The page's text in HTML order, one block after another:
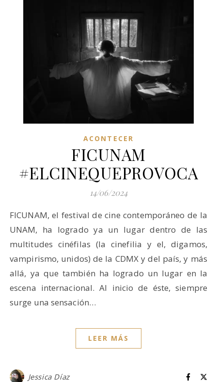
ACONTECER
FICUNAM
#ELCINEQUEPROVOCA
14/06/2024
FICUNAM, el festival de cine contemporáneo de la
UNAM, ha logrado ya un lugar dentro de las
multitudes cinéfilas (la cinefilia y el, digamos,
vampirismo, unidos) de la CDMX y del país, y más
allá, ya que también ha logrado un lugar en la
escena internacional. Al inicio de éste, siempre
surge una sensación…
LEER MÁS
Jessica Díaz